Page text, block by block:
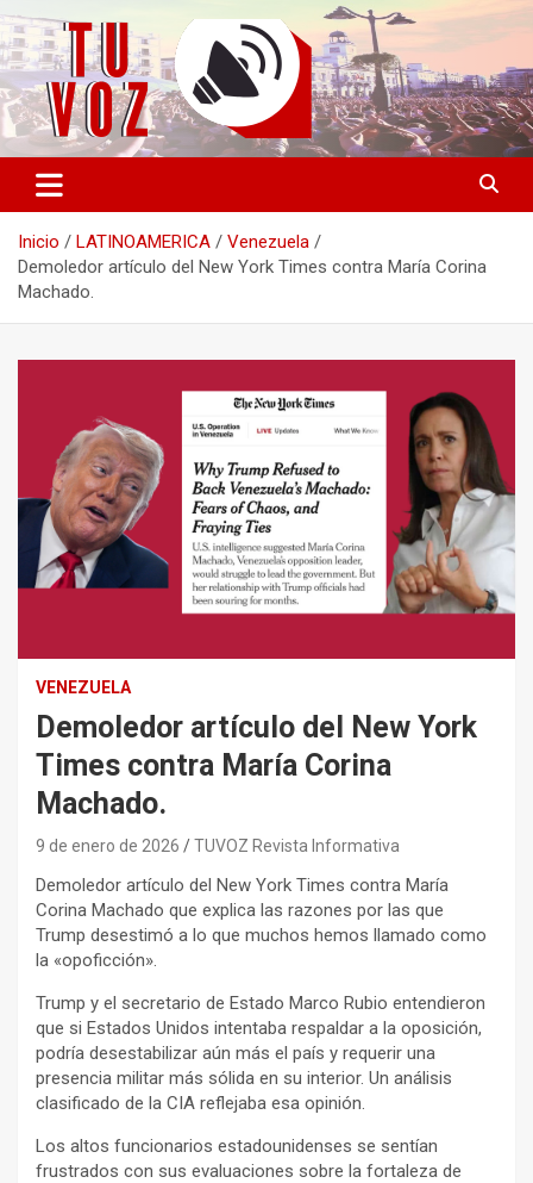
Saltar
contenido
TU VOZ
Información PLURAL y LIBRE
Inicio LATINOAMERICA
Venezuela
Demoledor artículo del New York Times contra María Corina
Machado.
VENEZUELA
Demoledor artículo del New York
Times contra María Corina
Machado.
9 de enero de 2026 TUVOZ Revista Informativa
Demoledor artículo del New York Times contra María
Corina Machado que explica las razones por las que
Trump desestimó a lo que muchos hemos llamado como
la «opoficción».
Trump y el secretario de Estado Marco Rubio entendieron
que si Estados Unidos intentaba respaldar a la oposición,
podría desestabilizar aún más el país y requerir una
presencia militar más sólida en su interior. Un análisis
clasificado de la CIA reflejaba esa opinión.
Los altos funcionarios estadounidenses se sentían
frustrados con sus evaluaciones sobre la fortaleza de